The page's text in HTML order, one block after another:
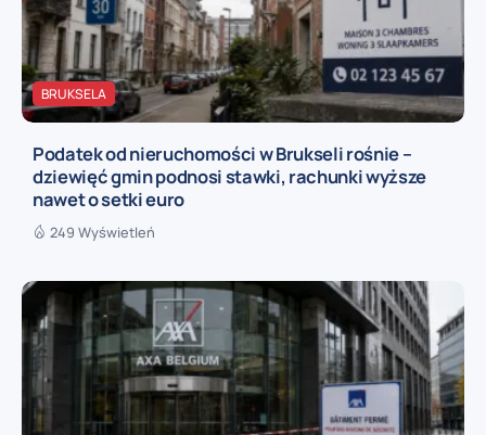
BRUKSELA
Podatek od nieruchomości w Brukseli rośnie –
dziewięć gmin podnosi stawki, rachunki wyższe
nawet o setki euro
249 Wyświetleń